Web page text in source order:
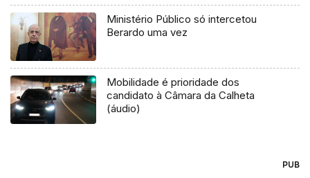
Ministério Público só intercetou
Berardo uma vez
Mobilidade é prioridade dos
candidato à Câmara da Calheta
(áudio)
PUB